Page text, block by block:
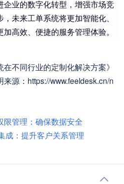
企业的数字化转型，增强市场竞
未来工单系统将更加智能化、
高效、便捷的服务管理体验。
不同行业的定制化解决方案》
源：https://www.feeldesk.cn/n
限管理：确保数据安全
成：提升客户关系管理